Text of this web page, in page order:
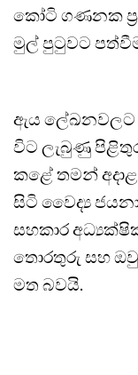
කෝටි ගණනක
මුල් පුටුවට
ඇය ලේඛනවලට
විට ලැබුණු
කළේ තමන්
සිටි වෛද්‍ය
සහකාර
තොරතුරු සහ
මත බවයි.